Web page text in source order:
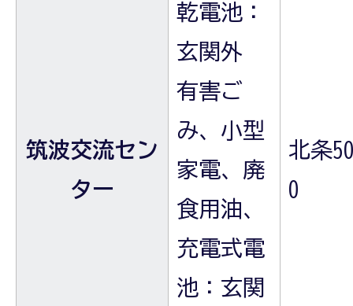
筑波交流セン
ター
乾電池：
玄関外
有害ご
み、小型
家電、廃
食用油、
充電式電
池：玄関
北条
0